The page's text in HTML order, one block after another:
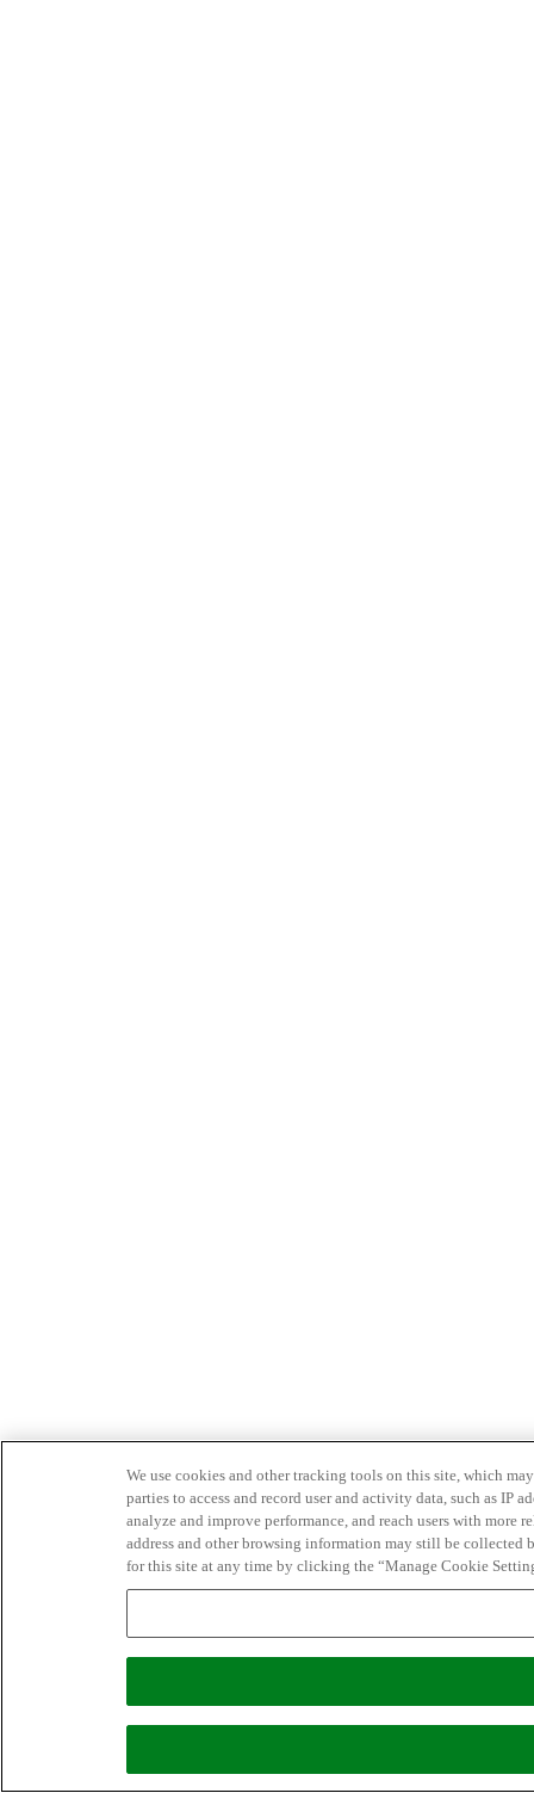
We use cookies and other tracking tools on this site, which
parties to access and record user and activity data, such as IP
analyze and improve performance, and reach users with
address and other browsing information may still be collected
for this site at any time by clicking the “Manage Cookie